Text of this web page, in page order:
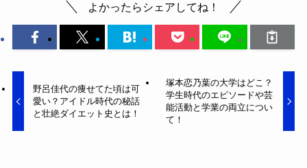
よかったらシェアしてね！
野呂佳代の痩せてた頃は可
愛い？アイドル時代の秘話
と壮絶ダイエット史とは！
塚本恋乃葉の大学はどこ？
学生時代のエピソードや芸
能活動と学業の両立につい
て！